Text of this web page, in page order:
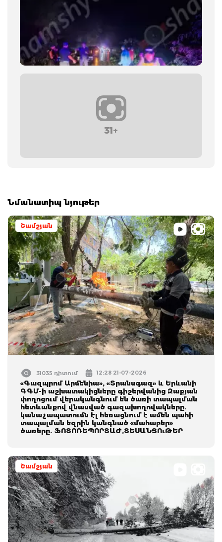
31+
Նմանատիպ նյութեր
Շամշյան
31035 դիտում 12:28 21-07-2026
«Գազպրոմ Արմենիա», «Տրանսգազ» և Երևանի
ԳԳՄ-ի աշխատակիցները գիշերվանից Զաքյան
փողոցում վերականգնում են ծառի տապալման
հետևանքով վնասված գազախողովակները․
կանաչապատումն էլ հեռացնում է ամեն պահի
տապալման եզրին կանգնած «մահաբեր»
ծառերը. ՖՈՏՈՌԵՊՈՐՏԱԺ,ՏԵՍԱՆՅՈւԹԵՐ
Շամշյան